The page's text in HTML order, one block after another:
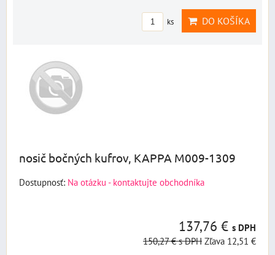
ks DO KOŠÍKA
nosič bočných kufrov, KAPPA M009-1309
Dostupnosť: Na otázku - kontaktujte obchodníka
137,76 € s DPH
150,27 €s DPH Zľava 12,51 €